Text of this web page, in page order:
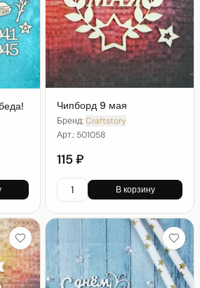
Чипборд 9 мая
Бренд:Craftstory
Арт.: 501058
115 ₽
В корзину